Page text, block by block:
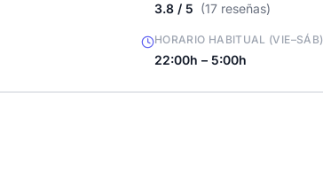
3.8 / 5 (17 reseñas)
HORARIO HABITUAL (VIE–SÁB)
22:00h – 5:00h